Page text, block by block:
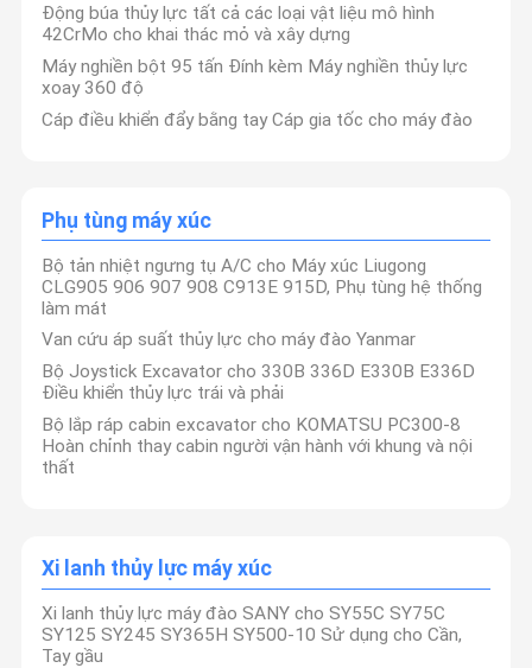
Động búa thủy lực tất cả các loại vật liệu mô hình
42CrMo cho khai thác mỏ và xây dựng
Máy nghiền bột 95 tấn Đính kèm Máy nghiền thủy lực
xoay 360 độ
Cáp điều khiển đẩy bằng tay Cáp gia tốc cho máy đào
Phụ tùng máy xúc
Bộ tản nhiệt ngưng tụ A/C cho Máy xúc Liugong
CLG905 906 907 908 C913E 915D, Phụ tùng hệ thống
làm mát
Van cứu áp suất thủy lực cho máy đào Yanmar
Bộ Joystick Excavator cho 330B 336D E330B E336D
Điều khiển thủy lực trái và phải
Bộ lắp ráp cabin excavator cho KOMATSU PC300-8
Hoàn chỉnh thay cabin người vận hành với khung và nội
thất
Xi lanh thủy lực máy xúc
Xi lanh thủy lực máy đào SANY cho SY55C SY75C
SY125 SY245 SY365H SY500-10 Sử dụng cho Cần,
Tay gầu